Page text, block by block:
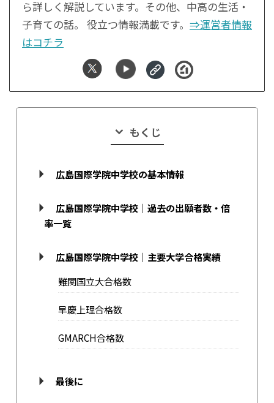
ら詳しく解説しています。その他、中高の生活・
子育ての話。 役立つ情報満載です。 ⇒運営者情報
はコチラ
もくじ
広島国際学院中学校の基本情報
広島国際学院中学校｜過去の出願者数・倍
率一覧
広島国際学院中学校｜主要大学合格実績
難関国立大合格数
早慶上理合格数
GMARCH合格数
最後に